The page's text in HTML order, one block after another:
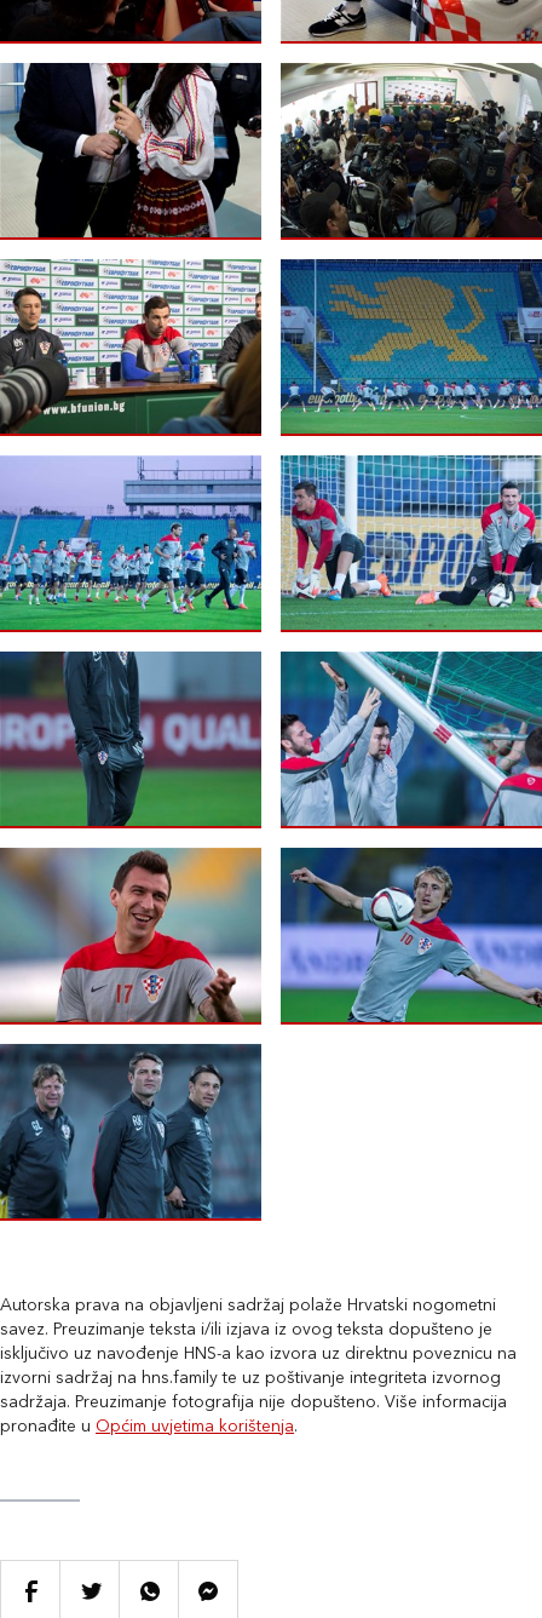
Autorska prava na objavljeni sadržaj polaže Hrvatski nogometni
savez. Preuzimanje teksta i/ili izjava iz ovog teksta dopušteno je
isključivo uz navođenje HNS-a kao izvora uz direktnu poveznicu na
izvorni sadržaj na hns.family te uz poštivanje integriteta izvornog
sadržaja. Preuzimanje fotografija nije dopušteno. Više informacija
pronađite u Općim uvjetima korištenja.